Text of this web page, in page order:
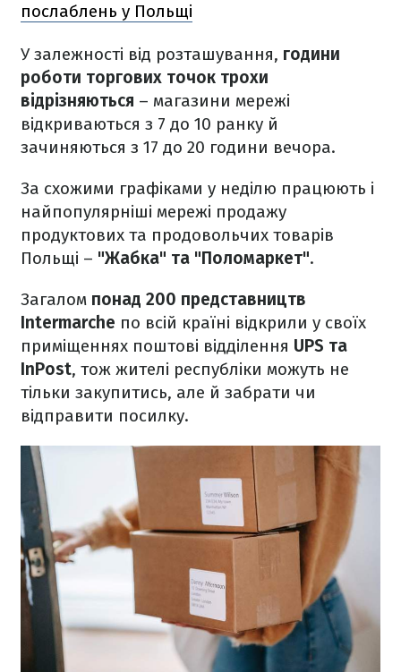
послаблень у Польщі
У залежності від розташування, години
роботи торгових точок трохи
відрізняються – магазини мережі
відкриваються з 7 до 10 ранку й
зачиняються з 17 до 20 години вечора.
За схожими графіками у неділю працюють і
найпопулярніші мережі продажу
продуктових та продовольчих товарів
Польщі – "Жабка" та "Поломаркет".
Загалом понад 200 представництв
Intermarche по всій країні відкрили у своїх
приміщеннях поштові відділення UPS та
InPost, тож жителі республіки можуть не
тільки закупитись, але й забрати чи
відправити посилку.